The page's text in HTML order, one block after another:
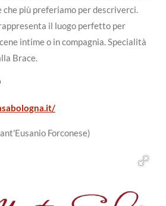
che più preferiamo per descriverci.
il luogo perfetto per
intime o in compagnia. Specialità
Brace.
Forconese)